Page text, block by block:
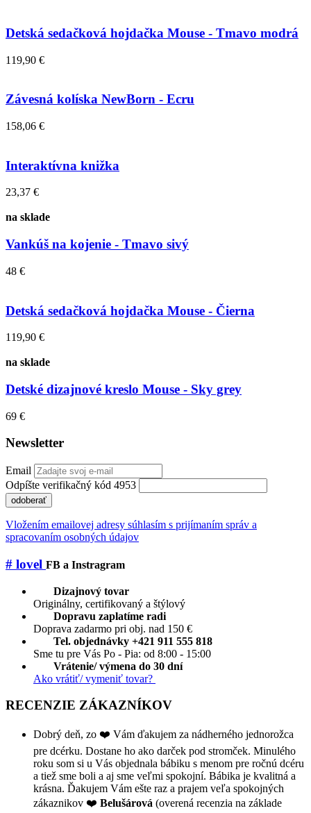
Detská sedačková hojdačka Mouse - Tmavo modrá
119,90 €
Závesná kolíska NewBorn - Ecru
158,06 €
Interaktívna knižka
23,37 €
na sklade
Vankúš na kojenie - Tmavo sivý
48 €
Detská sedačková hojdačka Mouse - Čierna
119,90 €
na sklade
Detské dizajnové kreslo Mouse - Sky grey
69 €
Newsletter
Email
Odpíšte verifikačný kód 4953
odoberať
Vložením emailovej adresy súhlasím s prijímaním správ a
spracovaním osobných údajov
# lovel FB a Instragram
Dizajnový tovar
Originálny, certifikovaný a štýlový
Dopravu zaplatíme radi
Doprava zadarmo pri obj. nad 150 €
Tel. objednávky +421 911 555 818
Sme tu pre Vás Po - Pia: od 8:00 - 15:00
Vrátenie/ výmena do 30 dní
Ako vrátiť/ vymeniť tovar?
RECENZIE ZÁKAZNÍKOV
Dobrý deň, zo ❤️ Vám ďakujem za nádherného jednorožca
pre dcérku. Dostane ho ako darček pod stromček. Minulého
roku som si u Vás objednala bábiku s menom pre ročnú dcéru
a tiež sme boli a aj sme veľmi spokojní. Bábika je kvalitná a
krásna. Ďakujem Vám ešte raz a prajem veľa spokojných
zákaznikov ❤️ Belušárová (overená recenzia na základe